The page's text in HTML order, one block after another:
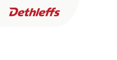
Recherche de